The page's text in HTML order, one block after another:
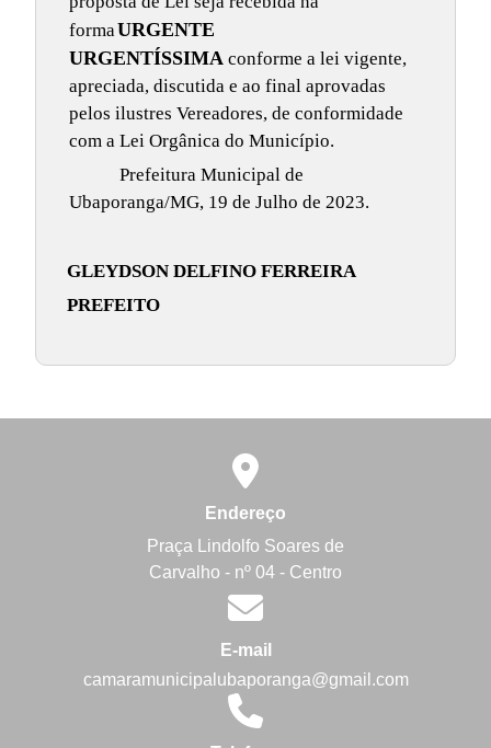
formaURGENTE
URGENTÍSSIMAconforme a lei vigente,
apreciada, discutida e ao final aprovadas
pelos ilustres Vereadores, de conformidade
com a Lei Orgânica do Município.
Prefeitura Municipal de
Ubaporanga/MG, 19 de Julho de 2023.
GLEYDSON DELFINO FERREIRA
PREFEITO
Endereço
Praça Lindolfo Soares de
Carvalho - nº 04 - Centro
E-mail
camaramunicipalubaporanga@gmail.com